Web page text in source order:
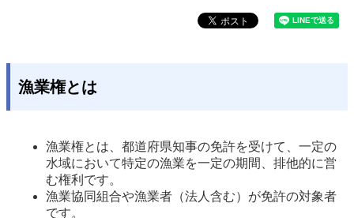
漁業権とは
漁業権とは、都道府県知事の免許を受けて、一定の
水域において特定の漁業を一定の期間、排他的に営
む権利です。
漁業協同組合や漁業者（法人含む）が免許の対象者
です。